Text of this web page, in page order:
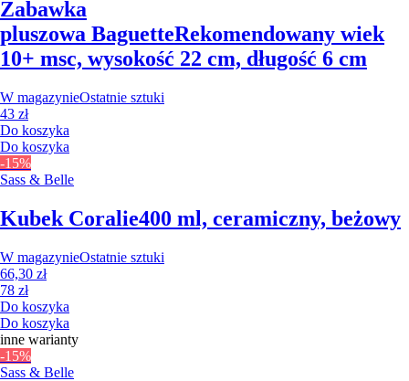
Zabawka
pluszowa BaguetteRekomendowany wiek
10+ msc, wysokość 22 cm, długość 6 cm
W magazynieOstatnie sztuki
43 zł
Do koszyka
Do koszyka
-15%
Sass & Belle
Kubek Coralie400 ml, ceramiczny, beżowy
W magazynieOstatnie sztuki
66,30 zł
78 zł
Do koszyka
Do koszyka
inne warianty
-15%
Sass & Belle